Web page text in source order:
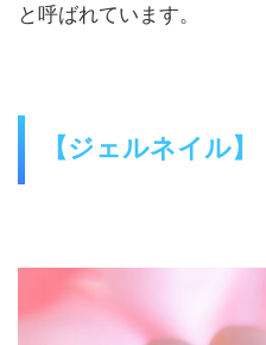
と呼ばれています。
【ジェルネイル】